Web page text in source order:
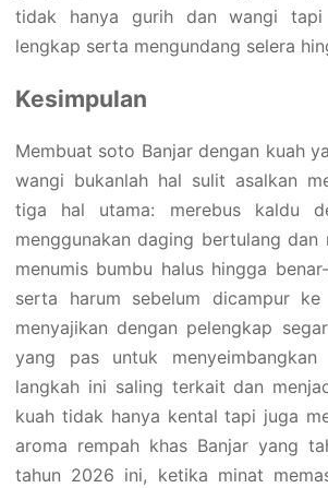
tidak hanya gurih dan wangi
lengkap serta mengundang selera
Kesimpulan
Membuat soto Banjar dengan kuah
wangi bukanlah hal sulit asalkan
tiga hal utama: merebus kaldu
menggunakan daging bertulang dan
menumis bumbu halus hingga
serta harum sebelum dicampur
menyajikan dengan pelengkap
yang pas untuk menyeimbangkan
langkah ini saling terkait dan
kuah tidak hanya kental tapi juga
aroma rempah khas Banjar yang
tahun 2026 ini, ketika minat